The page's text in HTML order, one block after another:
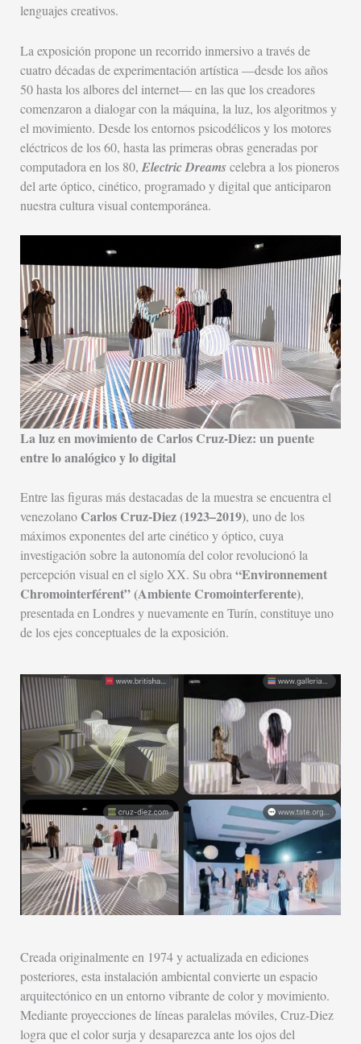
lenguajes creativos.
La exposición propone un recorrido inmersivo a través de
cuatro décadas de experimentación artística —desde los años
50 hasta los albores del internet— en las que los creadores
comenzaron a dialogar con la máquina, la luz, los algoritmos y
el movimiento. Desde los entornos psicodélicos y los motores
eléctricos de los 60, hasta las primeras obras generadas por
computadora en los 80, Electric Dreamscelebra a los pioneros
del arte óptico, cinético, programado y digital que anticiparon
nuestra cultura visual contemporánea.
La luz en movimiento de Carlos Cruz-Diez: un puente
entre lo analógico y lo digital
Entre las figuras más destacadas de la muestra se encuentra el
venezolano Carlos Cruz-Diez (1923–2019), uno de los
máximos exponentes del arte cinético y óptico, cuya
investigación sobre la autonomía del color revolucionó la
percepción visual en el siglo XX. Su obra “Environnement
Chromointerférent” (Ambiente Cromointerferente),
presentada en Londres y nuevamente en Turín, constituye uno
de los ejes conceptuales de la exposición.
Creada originalmente en 1974 y actualizada en ediciones
posteriores, esta instalación ambiental convierte un espacio
arquitectónico en un entorno vibrante de color y movimiento.
Mediante proyecciones de líneas paralelas móviles, Cruz-Diez
logra que el color surja y desaparezca ante los ojos del